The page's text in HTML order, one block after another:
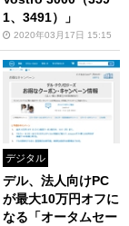
1、3491）」
2020年03月17日 15:15
デジタル
デル、法人向けPC
が最大10万円オフに
なる「オータムセー